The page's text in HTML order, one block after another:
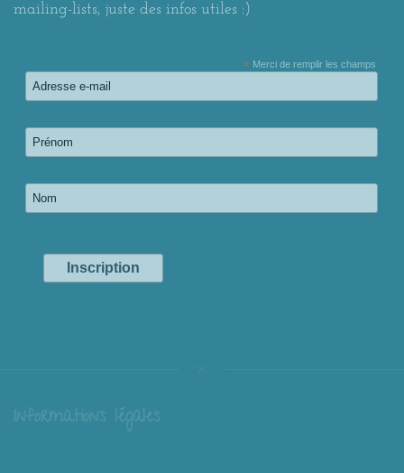
mailing-lists, juste des infos utiles :)
* Merci de remplir les champs
Informations légales